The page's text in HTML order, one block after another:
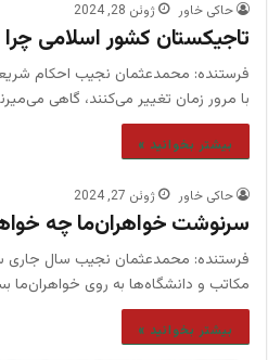
حاکی خاور ژوئن 28, 2024
تاجیکستان کشور اسلامی
فرستنده: محمدعثمان نجیب احکام
با مرور زمان تغییر می‌کنند، گاهی
بیشتر بخوانید »
حاکی خاور ژوئن 27, 2024
سرنوشت خواهران‌ما چه
فرستنده: محمدعثمان نجیب سال
مکاتب و دانشگاه‌ها به روی
بیشتر بخوانید »